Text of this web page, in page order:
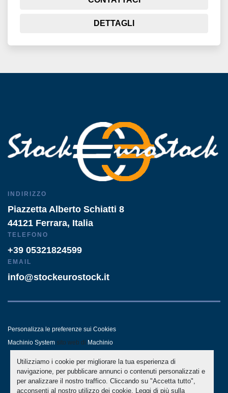
Utilizziamo i cookie per migliorare la tua esperienza di
navigazione, per pubblicare annunci o contenuti personalizzati e
per analizzare il nostro traffico. Cliccando su "Accetta tutto",
acconsenti al nostro utilizzo dei cookie. Leggi di più sulla
DETTAGLI
INDIRIZZO
Piazzetta Alberto Schiatti 8
44121 Ferrara, Italia
TELEFONO
+39 05321824599
EMAIL
info@stockeurostock.it
Personalizza le preferenze sui Cookies
Machinio System sito web di Machinio
- LINKEDIN - WHATSAPP